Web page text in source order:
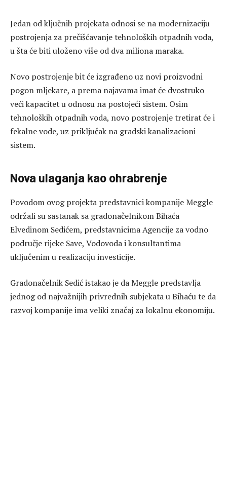
Jedan od ključnih projekata odnosi se na modernizaciju
postrojenja za prečišćavanje tehnoloških otpadnih voda,
u šta će biti uloženo više od dva miliona maraka.
Novo postrojenje bit će izgrađeno uz novi proizvodni
pogon mljekare, a prema najavama imat će dvostruko
veći kapacitet u odnosu na postojeći sistem. Osim
tehnoloških otpadnih voda, novo postrojenje tretirat će i
fekalne vode, uz priključak na gradski kanalizacioni
sistem.
Nova ulaganja kao ohrabrenje
Povodom ovog projekta predstavnici kompanije Meggle
održali su sastanak sa gradonačelnikom Bihaća
Elvedinom Sedićem, predstavnicima Agencije za vodno
područje rijeke Save, Vodovoda i konsultantima
uključenim u realizaciju investicije.
Gradonačelnik Sedić istakao je da Meggle predstavlja
jednog od najvažnijih privrednih subjekata u Bihaću te da
razvoj kompanije ima veliki značaj za lokalnu ekonomiju.